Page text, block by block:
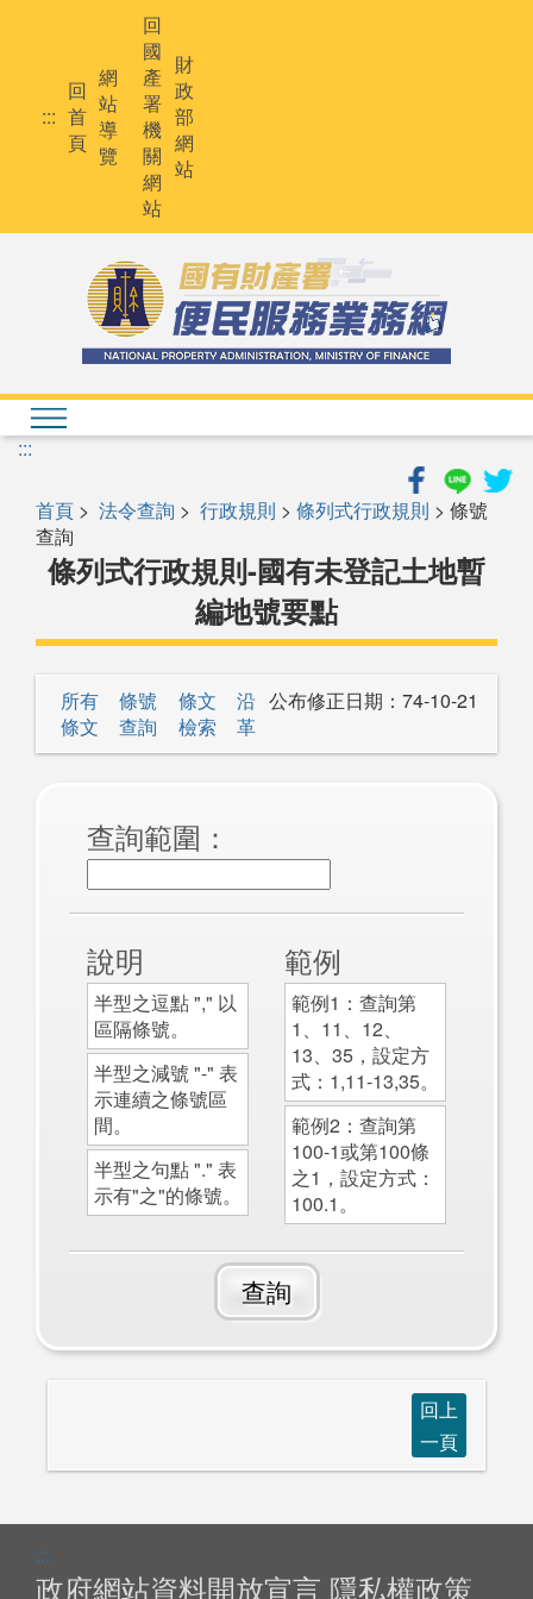
:::
回
首
頁
網
站
導
覽
回
國
產
署
機
關
網
站
財
政
部
網
站
:::
首頁 > 法令查詢 > 行政規則 > 條列式行政規則 > 條號
查詢
條列式行政規則-國有未登記土地暫
編地號要點
所有
條文
條號
查詢
條文
檢索
沿
革
公布修正日期： 74-10-21
查詢範圍：
說明
半型之逗點 "," 以
區隔條號。
半型之減號 "-" 表
示連續之條號區
間。
半型之句點 "." 表
示有"之"的條號。
範例
範例1：查詢第
1、11、12、
13、35，設定方
式：1,11-13,35。
範例2：查詢第
100-1或第100條
之1，設定方式：
100.1。
查詢
回上
一頁
:::
政府網站資料開放宣言 隱私權政策